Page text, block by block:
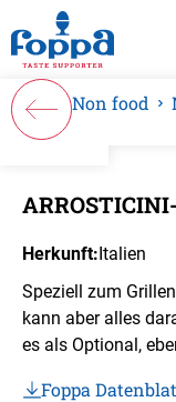
springen
Non food
Herkunft:Italien
Speziell zum
kann aber alles
es als Optional,
Foppa